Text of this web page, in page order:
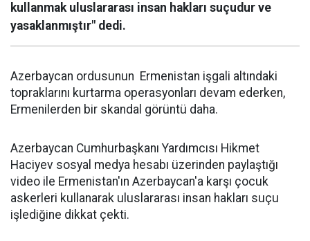
kullanmak uluslararası insan hakları suçudur ve
yasaklanmıştır" dedi.
Azerbaycan ordusunun Ermenistan işgali altındaki
topraklarını kurtarma operasyonları devam ederken,
Ermenilerden bir skandal görüntü daha.
Azerbaycan Cumhurbaşkanı Yardımcısı Hikmet
Haciyev sosyal medya hesabı üzerinden paylaştığı
video ile Ermenistan'ın Azerbaycan'a karşı çocuk
askerleri kullanarak uluslararası insan hakları suçu
işlediğine dikkat çekti.